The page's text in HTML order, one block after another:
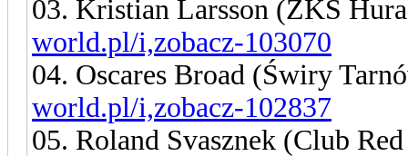
03. Kristian Larsson (ZKS
world.pl/i,zobacz-103070
04. Oscares Broad (Świry
world.pl/i,zobacz-102837
05. Roland Svasznek (Club